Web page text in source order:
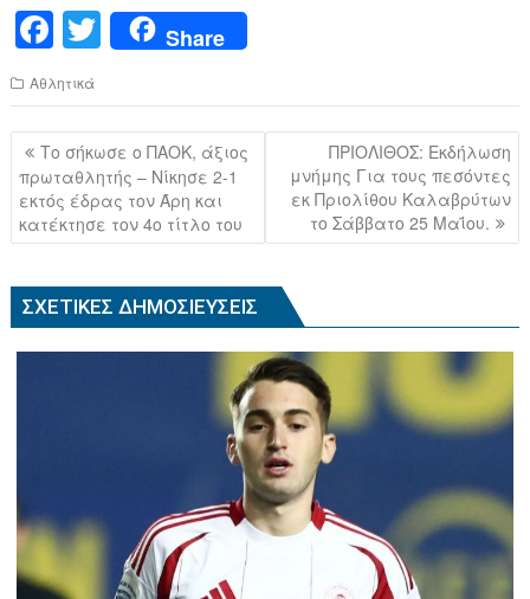
F
a
c
e
b
o
o
k
T
wi
tt
er
Share
Αθλητικά
Πλοήγηση
άρθρων
Το σήκωσε ο ΠΑΟΚ, άξιος
πρωταθλητής – Νίκησε 2-1
εκτός έδρας τον Άρη και
κατέκτησε τον 4ο τίτλο του
ΠΡΙΟΛΙΘΟΣ: Εκδήλωση
μνήμης Για τους πεσόντες
εκ Πριολίθου Καλαβρύτων
το Σάββατο 25 Μαΐου.
ΣΧΕΤΙΚΈΣ ΔΗΜΟΣΙΕΎΣΕΙΣ